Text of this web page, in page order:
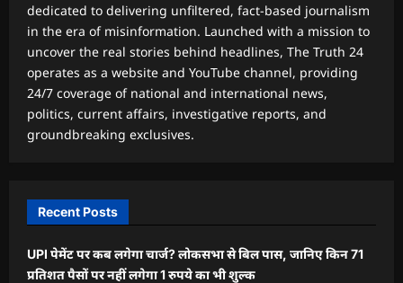
dedicated to delivering unfiltered, fact-based journalism
in the era of misinformation. Launched with a mission to
uncover the real stories behind headlines, The Truth 24
operates as a website and YouTube channel, providing
24/7 coverage of national and international news,
politics, current affairs, investigative reports, and
groundbreaking exclusives.
Recent Posts
UPI पेमेंट पर कब लगेगा चार्ज? लोकसभा से बिल पास, जानिए किन 71
प्रतिशत पैसों पर नहीं लगेगा 1 रुपये का भी शुल्क